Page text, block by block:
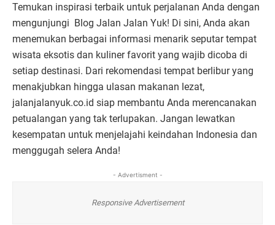
Temukan inspirasi terbaik untuk perjalanan Anda dengan
mengunjungi Blog Jalan Jalan Yuk! Di sini, Anda akan
menemukan berbagai informasi menarik seputar tempat
wisata eksotis dan kuliner favorit yang wajib dicoba di
setiap destinasi. Dari rekomendasi tempat berlibur yang
menakjubkan hingga ulasan makanan lezat,
jalanjalanyuk.co.id siap membantu Anda merencanakan
petualangan yang tak terlupakan. Jangan lewatkan
kesempatan untuk menjelajahi keindahan Indonesia dan
menggugah selera Anda!
- Advertisment -
Responsive Advertisement